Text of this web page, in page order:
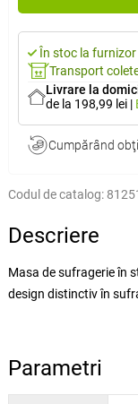
În stoc la furnizor
Transport
Livrare la
de la 198,99 lei |
Cumpărând
Codul de catalog:
Descriere
Masa de sufragerie în
design distinctiv în
calitate. Aspectul
negru, care oferă
de stejar sălbatic a
Parametri